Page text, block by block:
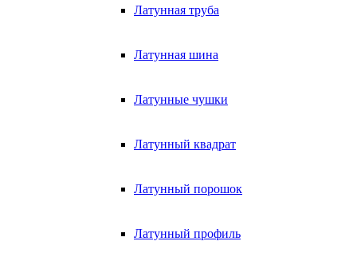
Латунная труба
Латунная шина
Латунные чушки
Латунный квадрат
Латунный порошок
Латунный профиль